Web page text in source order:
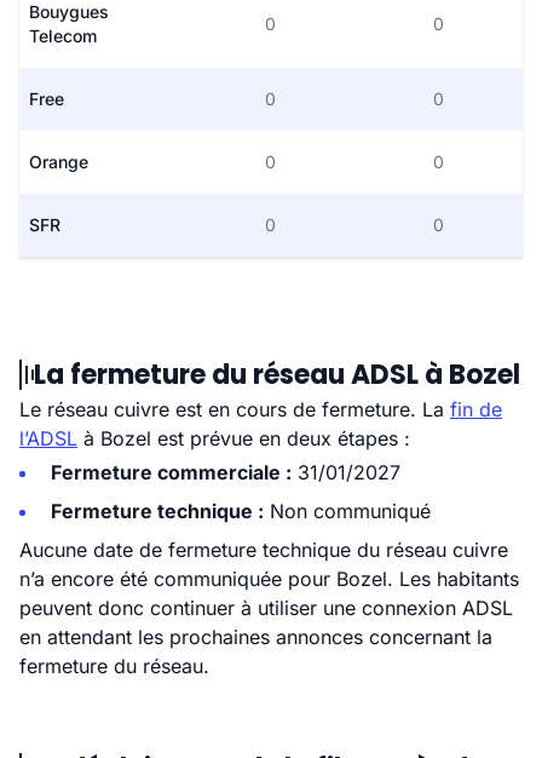
Bouygues
Telecom
0 0
Free 0 0
Orange 0 0
SFR 0 0
La fermeture du réseau ADSL à Bozel
Le réseau cuivre est en cours de fermeture. La fin de
l’ADSL à Bozel est prévue en deux étapes :
Fermeture commerciale : 31/01/2027
Fermeture technique : Non communiqué
Aucune date de fermeture technique du réseau cuivre
n’a encore été communiquée pour Bozel. Les habitants
peuvent donc continuer à utiliser une connexion ADSL
en attendant les prochaines annonces concernant la
fermeture du réseau.